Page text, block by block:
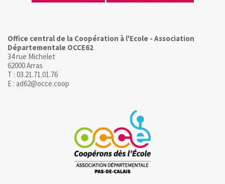
Office central de la Coopération à l'Ecole - Association
Départementale OCCE62
34 rue Michelet
62000 Arras
T : 03.21.71.01.76
E : ad62@occe.coop